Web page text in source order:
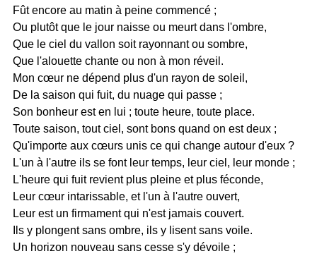
Fût encore au matin à peine commencé ;
Ou plutôt que le jour naisse ou meurt dans l'ombre,
Que le ciel du vallon soit rayonnant ou sombre,
Que l'alouette chante ou non à mon réveil.
Mon cœur ne dépend plus d'un rayon de soleil,
De la saison qui fuit, du nuage qui passe ;
Son bonheur est en lui ; toute heure, toute place.
Toute saison, tout ciel, sont bons quand on est deux ;
Qu'importe aux cœurs unis ce qui change autour d'eux ?
L'un à l'autre ils se font leur temps, leur ciel, leur monde ;
L'heure qui fuit revient plus pleine et plus féconde,
Leur cœur intarissable, et l'un à l'autre ouvert,
Leur est un firmament qui n'est jamais couvert.
Ils y plongent sans ombre, ils y lisent sans voile.
Un horizon nouveau sans cesse s'y dévoile ;